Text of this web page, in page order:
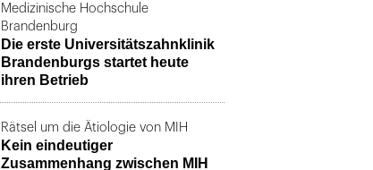
Medizinische Hochschule
Brandenburg
Die erste Universitätszahnklinik
Brandenburgs startet heute
ihren Betrieb
Rätsel um die Ätiologie von MIH
Kein eindeutiger
Zusammenhang zwischen MIH